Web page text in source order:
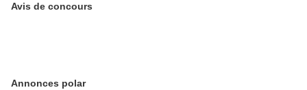
Avis de concours
Annonces polar